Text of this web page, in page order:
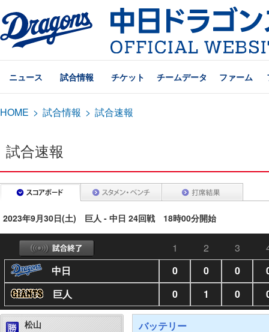
ニュース 試合情報 チケット チームデータ ファーム
HOME > 試合情報 > 試合速報
試合速報
2023年9月30日(土) 巨人 - 中日 24回戦 18時00分開始
1 2 3
中日
0 0 0
巨人
0 1 0
松山
バッテリー